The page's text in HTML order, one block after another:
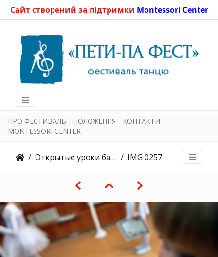
Сайт створений за підтримки Montessori Center
ПРО ФЕСТИВАЛЬ ПОЛОЖЕННЯ
КОНТАКТИ
MONTESSORI CENTER
Открытые уроки балета, средняя группа 16.12.2015 IMG 0257